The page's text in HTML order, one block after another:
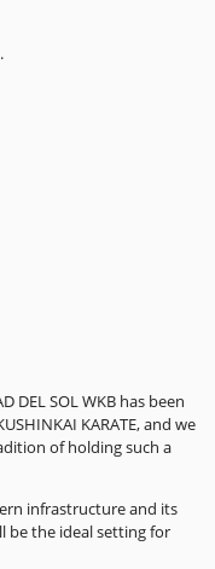
DEL SOL WKB has been
KARATE, and we
of holding such a
infrastructure and its
be the ideal setting for